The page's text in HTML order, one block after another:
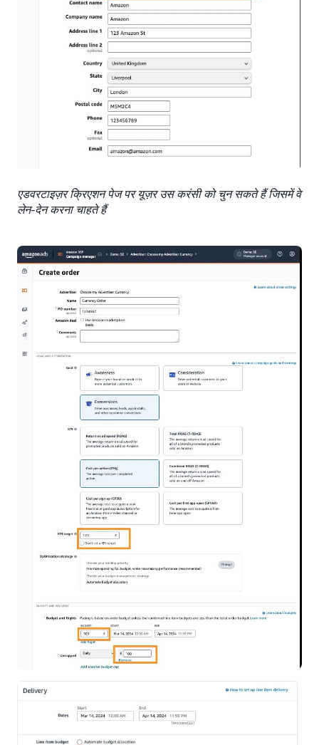
एडवरटाइज़र क्रिएशन पेज पर यूज़र उस करंसी को चुन सकते हैं जिसमें वे
लेन-देन करना चाहते हैं